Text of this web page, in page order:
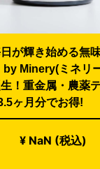
が輝き始める無
by Minery(ミネリ
！重金属・農薬
ヶ月分でお得!
¥ NaN (税込)